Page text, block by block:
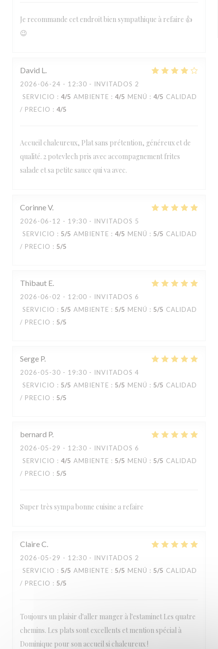
Je recommande cet endroit bien sympathique à refaire 👍
😉
David L
2026-06-24 - 12:30 - INVITADOS 2
SERVICIO : 4/5 AMBIENTE : 4/5 MENÚ : 4/5 CALIDAD
/ PRECIO : 4/5
Accueil chaleureux, Plat sans prétention, généreux et de
qualité. 2 potevlech pris avec accompagnement frites
salade et sa petite sauce qui va avec.
CorinneV
2026-06-12 - 19:30 - INVITADOS 5
SERVICIO : 5/5 AMBIENTE : 4/5 MENÚ : 5/5 CALIDAD
/ PRECIO : 5/5
Thibaut E
2026-06-02 - 12:00 - INVITADOS 6
SERVICIO : 5/5 AMBIENTE : 5/5 MENÚ : 5/5 CALIDAD
/ PRECIO : 5/5
Serge P
2026-05-30 - 19:30 - INVITADOS 4
SERVICIO : 5/5 AMBIENTE : 5/5 MENÚ : 5/5 CALIDAD
/ PRECIO : 5/5
bernard P
2026-05-29 - 12:30 - INVITADOS 6
SERVICIO : 4/5 AMBIENTE : 5/5 MENÚ : 5/5 CALIDAD
/ PRECIO : 5/5
Super très sympa bonne cuisine a refaire
ClaireC
2026-05-29 - 12:30 - INVITADOS 2
SERVICIO : 5/5 AMBIENTE : 5/5 MENÚ : 5/5 CALIDAD
/ PRECIO : 5/5
Toujours un plaisir d'aller manger à l'estaminet Les quatre
chemins. Les plats sont excellents et mention spécial à
Dominique pour son accueil si chaleureux !
Estaminet Les quatre Chemins